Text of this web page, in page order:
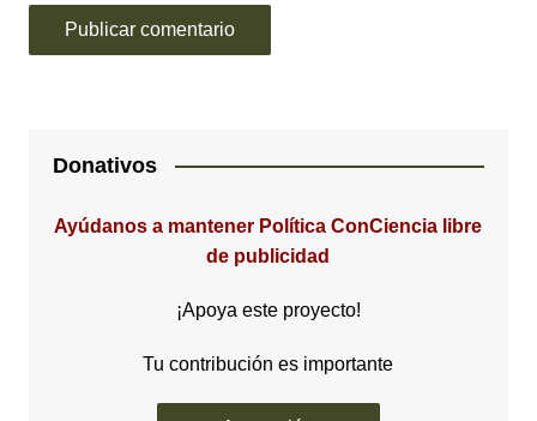
Donativos
Ayúdanos a mantener Política ConCiencia libre
de publicidad
¡Apoya este proyecto!
Tu contribución es importante